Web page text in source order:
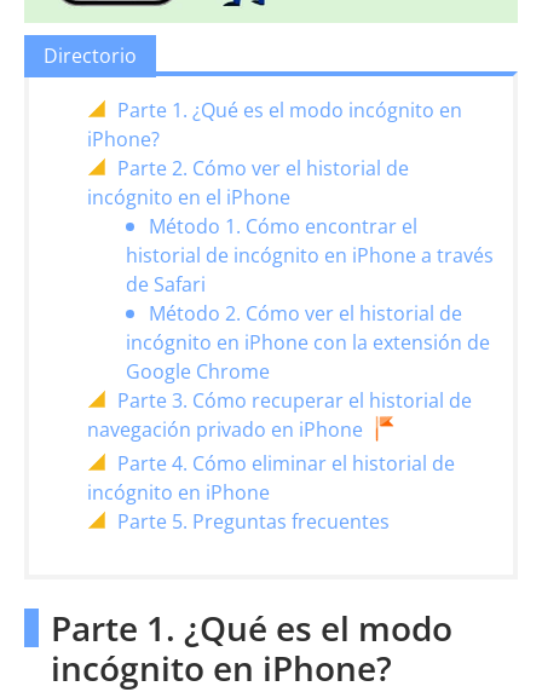
Directorio
Parte 1. ¿Qué es el modo incógnito en
iPhone?
Parte 2. Cómo ver el historial de
incógnito en el iPhone
Método 1. Cómo encontrar el
historial de incógnito en iPhone a través
de Safari
Método 2. Cómo ver el historial de
incógnito en iPhone con la extensión de
Google Chrome
Parte 3. Cómo recuperar el historial de
navegación privado en iPhone
Parte 4. Cómo eliminar el historial de
incógnito en iPhone
Parte 5. Preguntas frecuentes
Parte 1. ¿Qué es el modo
incógnito en iPhone?